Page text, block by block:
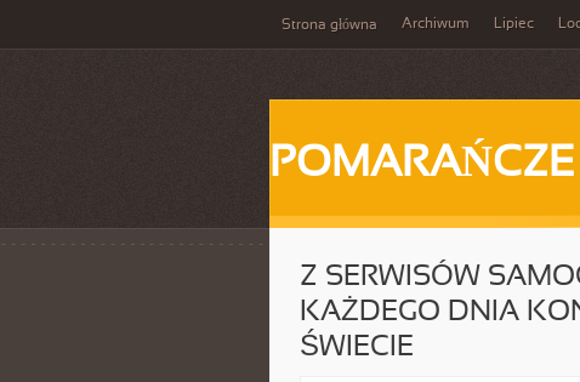
Strona główna Archiwum Lipiec
POMARAŃCZE
Z SERWISÓW
KAŻDEGO DNIA
ŚWIECIE